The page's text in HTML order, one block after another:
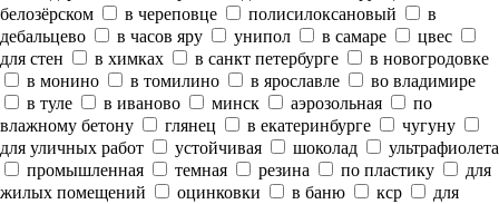
белозёрском
в череповце полисилоксановый
в
дебальцево
в часов яру унипол в самаре
цвес
для стен
в химках в санкт петербурге
в новогродовке
в монино
в томилино в ярославле
во владимире
в туле
в иваново минск аэрозольная
по
влажному бетону
глянец в екатеринбурге
чугуну
для уличных работ
устойчивая шоколад
ультрафиолета
промышленная
темная резина по пластику
для
жилых помещений
оцинковки в баню кср
для